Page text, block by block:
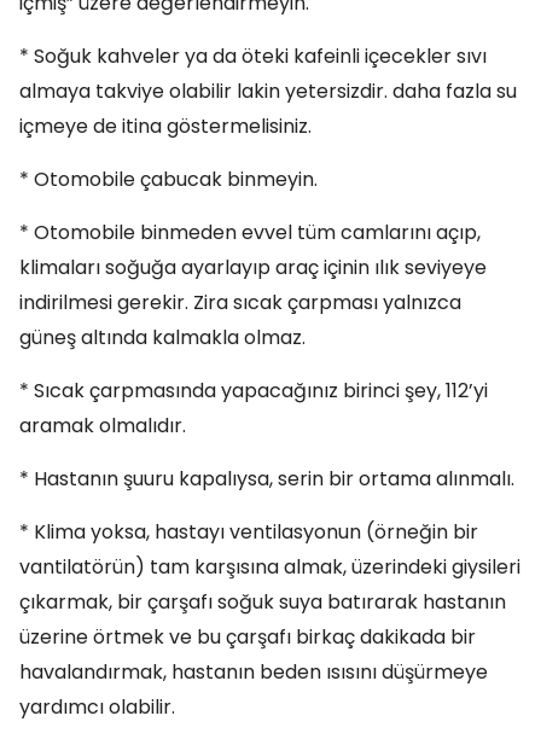
* Soğuk kahveler ya da öteki kafeinli içecekler sıvı
almaya takviye olabilir lakin yetersizdir. daha fazla su
içmeye de itina göstermelisiniz.
* Otomobile çabucak binmeyin.
* Otomobile binmeden evvel tüm camlarını açıp,
klimaları soğuğa ayarlayıp araç içinin ılık seviyeye
indirilmesi gerekir. Zira sıcak çarpması yalnızca
güneş altında kalmakla olmaz.
* Sıcak çarpmasında yapacağınız birinci şey, 112’yi
aramak olmalıdır.
* Hastanın şuuru kapalıysa, serin bir ortama alınmalı.
* Klima yoksa, hastayı ventilasyonun (örneğin bir
vantilatörün) tam karşısına almak, üzerindeki giysileri
çıkarmak, bir çarşafı soğuk suya batırarak hastanın
üzerine örtmek ve bu çarşafı birkaç dakikada bir
havalandırmak, hastanın beden ısısını düşürmeye
yardımcı olabilir.